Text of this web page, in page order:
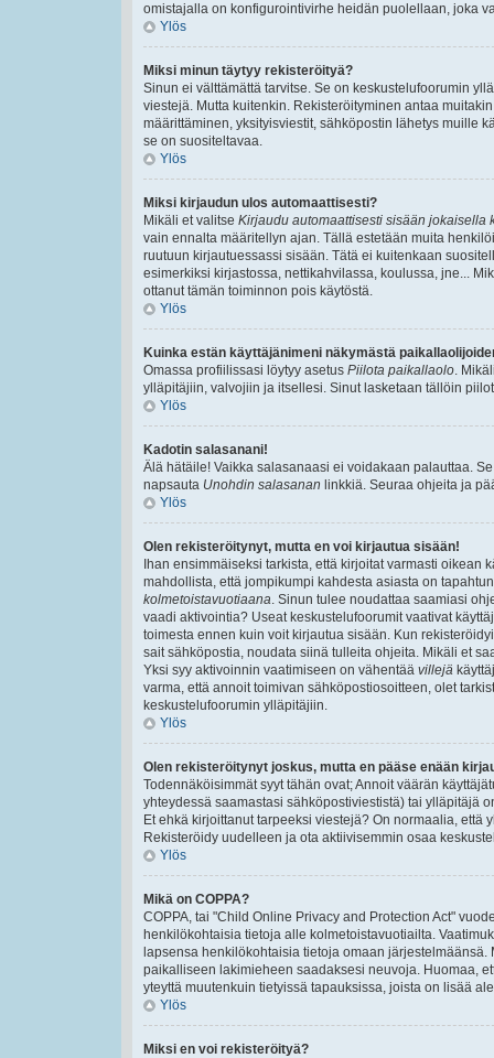
omistajalla on konfigurointivirhe heidän puolellaan, joka
Ylös
Miksi minun täytyy rekisteröityä?
Sinun ei välttämättä tarvitse. Se on keskustelufoorumin
viestejä. Mutta kuitenkin. Rekisteröityminen antaa
määrittäminen, yksityisviestit, sähköpostin lähetys muille
se on suositeltavaa.
Ylös
Miksi kirjaudun ulos automaattisesti?
Mikäli et valitse Kirjaudu automaattisesti sisään jokaisella
vain ennalta määritellyn ajan. Tällä estetään muita
ruutuun kirjautuessassi sisään. Tätä ei kuitenkaan
esimerkiksi kirjastossa, nettikahvilassa, koulussa, jne...
ottanut tämän toiminnon pois käytöstä.
Ylös
Kuinka estän käyttäjänimeni näkymästä
Omassa profiilissasi löytyy asetus Piilota paikallaolo.
ylläpitäjiin, valvojiin ja itsellesi. Sinut lasketaan tällöin
Ylös
Kadotin salasanani!
Älä hätäile! Vaikka salasanaasi ei voidakaan palauttaa.
napsauta Unohdin salasanan linkkiä. Seuraa ohjeita ja
Ylös
Olen rekisteröitynyt, mutta en voi kirjautua sisään!
Ihan ensimmäiseksi tarkista, että kirjoitat varmasti
mahdollista, että jompikumpi kahdesta asiasta on
kolmetoistavuotiaana. Sinun tulee noudattaa saamiasi
vaadi aktivointia? Useat keskustelufoorumit vaativat
toimesta ennen kuin voit kirjautua sisään. Kun
sait sähköpostia, noudata siinä tulleita ohjeita. Mikäli et
Yksi syy aktivoinnin vaatimiseen on vähentää villejä
varma, että annoit toimivan sähköpostiosoitteen, olet
keskustelufoorumin ylläpitäjiin.
Ylös
Olen rekisteröitynyt joskus, mutta en pääse enään
Todennäköisimmät syyt tähän ovat; Annoit väärän
yhteydessä saamastasi sähköpostiviestistä) tai ylläpitäjä
Et ehkä kirjoittanut tarpeeksi viestejä? On normaalia,
Rekisteröidy uudelleen ja ota aktiivisemmin osaa
Ylös
Mikä on COPPA?
COPPA, tai "Child Online Privacy and Protection Act"
henkilökohtaisia tietoja alle kolmetoistavuotiailta.
lapsensa henkilökohtaisia tietoja omaan
paikalliseen lakimieheen saadaksesi neuvoja. Huomaa,
yteyttä muutenkuin tietyissä tapauksissa, joista on lisää
Ylös
Miksi en voi rekisteröityä?